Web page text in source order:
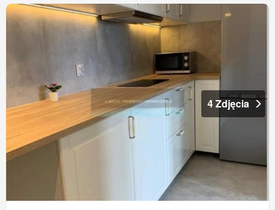
4 Zdjęcia